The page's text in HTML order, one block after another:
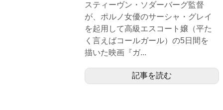
スティーヴン・ソダーバーグ監督
が、ポルノ女優のサーシャ・グレイ
を起用して高級エスコート嬢（平た
く言えばコールガール）の5日間を
描いた映画『ガ...
記事を読む